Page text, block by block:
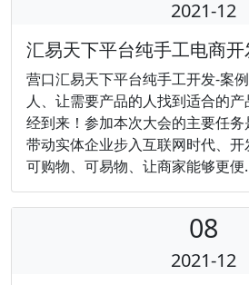
2021-12
汇易天下平台纯手工电商开
营口汇易天下平台纯手工开发-案
人、让需要产品的人找到适合的
经到来！参加本次大会的主要任务
带动实体企业步入互联网时代、开
可购物、可易物、让商家能够更便
08
2021-12